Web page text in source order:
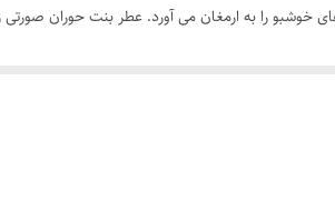
را به ارمغان می آورد. عطر بنت حوران